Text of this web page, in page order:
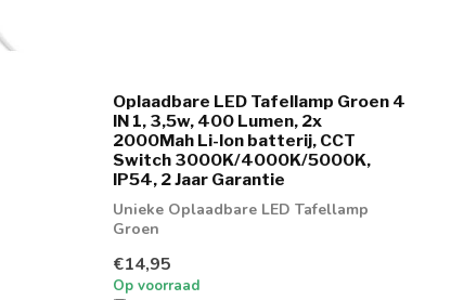
Oplaadbare LED Tafellamp Groen 4
IN 1, 3,5w, 400 Lumen, 2x
2000Mah Li-Ion batterij, CCT
Switch 3000K/4000K/5000K,
IP54, 2 Jaar Garantie
Unieke Oplaadbare LED Tafellamp
Groen
€14,95
Op voorraad